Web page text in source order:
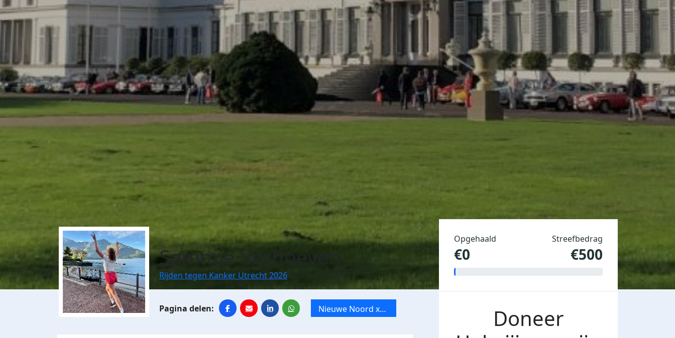
Sammie Verhoeven
Rijden tegen Kanker Utrecht 2026
Nieuwe Noord x
Tien Mile van
Opgehaald
€0
Streefbedrag
€500
Doneer